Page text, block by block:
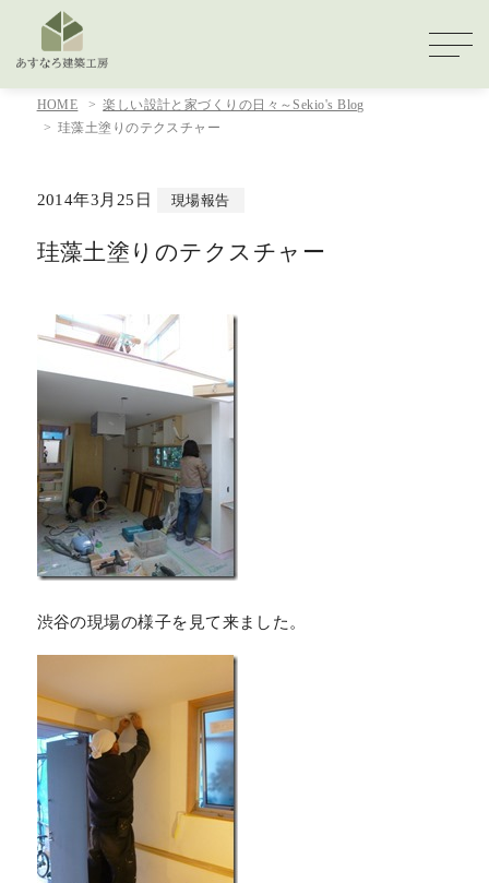
HOME
楽しい設計と家づくりの日々～Sekio's Blog
珪藻土塗りのテクスチャー
2014年3月25日 現場報告
珪藻土塗りのテクスチャー
渋谷の現場の様子を見て来ました。